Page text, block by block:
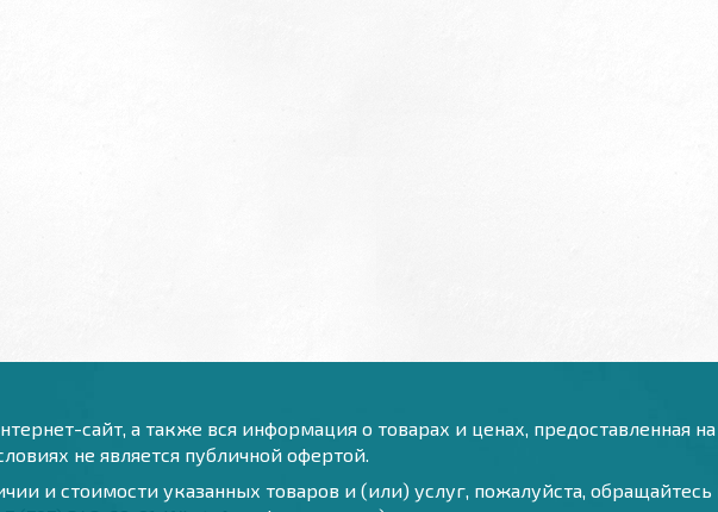
сайт, а также вся информация о товарах и ценах, предоставленная
не является публичной офертой.
и стоимости указанных товаров и (или) услуг, пожалуйста,